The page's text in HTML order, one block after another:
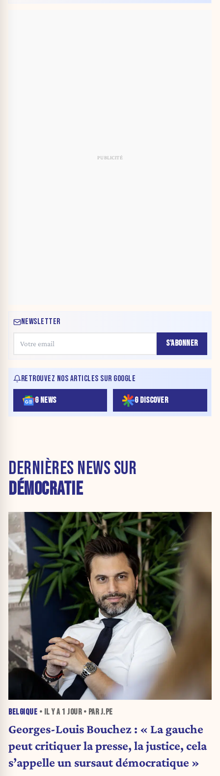
NEWSLETTER
S'ABONNER
RETROUVEZ NOS ARTICLES SUR GOOGLE
G NEWS G DISCOVER
DERNIÈRES NEWS SUR
DÉMOCRATIE
BELGIQUE • IL Y A 1 JOUR• PAR J.PE
Georges-Louis Bouchez : « La gauche
peut critiquer la presse, la justice, cela
s’appelle un sursaut démocratique »